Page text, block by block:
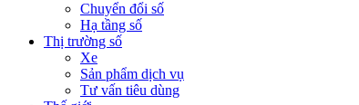
Chuyển đổi số
Hạ tầng số
Thị trường số
Xe
Sản phẩm dịch vụ
Tư vấn tiêu dùng